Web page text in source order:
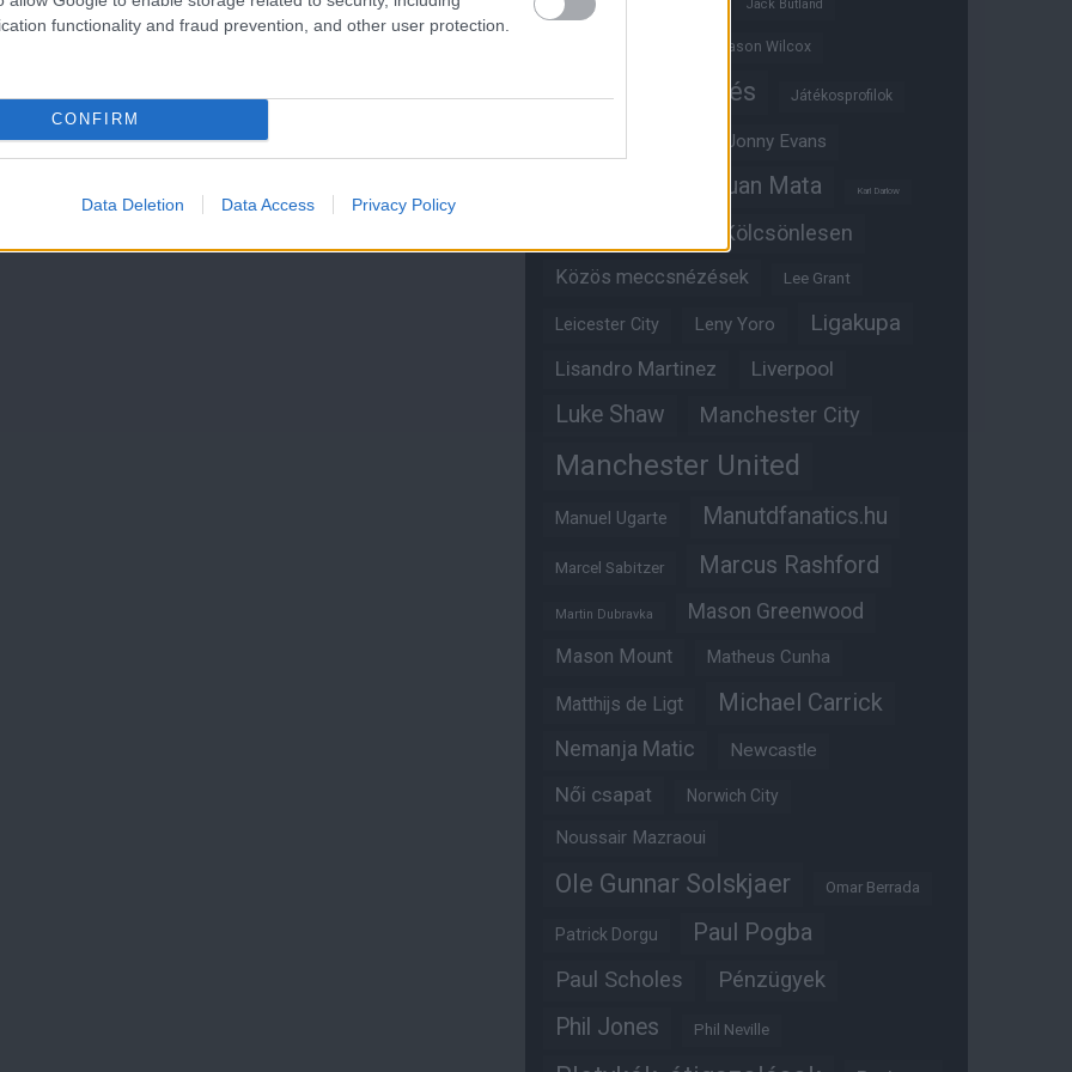
functionality and fraud prevention, and other user protection.
CONFIRM
Data Deletion Data Access Privacy Policy
Hull City Jack Butland
Jason Wilcox
Játékosértékelés Játékosprofilok
Jonny Evans
Juan Mata Karl Darlow
Kölcsönlesen
Közös meccsnézések Lee Grant
Leicester City Leny Yoro Ligakupa
Lisandro Martinez Liverpool
Luke Shaw Manchester City
Manchester United
Manuel Ugarte Manutdfanatics.hu
Marcel Sabitzer Marcus Rashford
Martin Dubravka Mason Greenwood
Mason Mount Matheus Cunha
Matthijs de Ligt Michael Carrick
Nemanja Matic Newcastle
Női csapat Norwich City
Noussair Mazraoui
Ole Gunnar Solskjaer Omar Berrada
Patrick Dorgu Paul Pogba
Paul Scholes Pénzügyek
Phil Jones Phil Neville